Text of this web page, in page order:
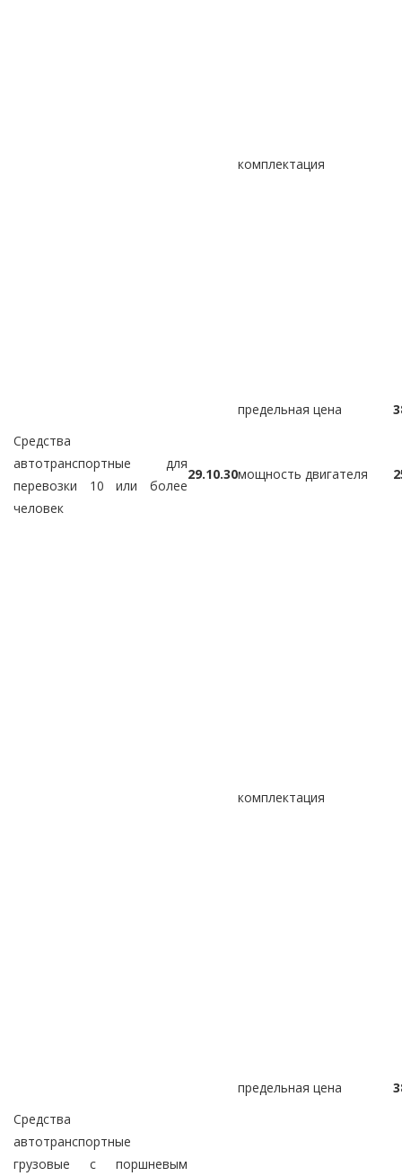
комплектация
предельная цена
Средства
автотранспортные для
перевозки 10 или более
человек
29.10.30мощность двигателя
комплектация
предельная цена
Средства
автотранспортные
грузовые с поршневым